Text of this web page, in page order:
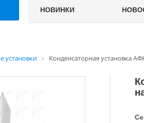
НОВИНКИ
установки Конденсаторная установка